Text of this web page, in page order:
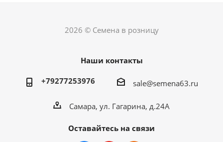
2026 © Семена в розницу
Наши контакты
+79277253976 sale@semena63.ru
Самара, ул. Гагарина, д.24А
Оставайтесь на связи